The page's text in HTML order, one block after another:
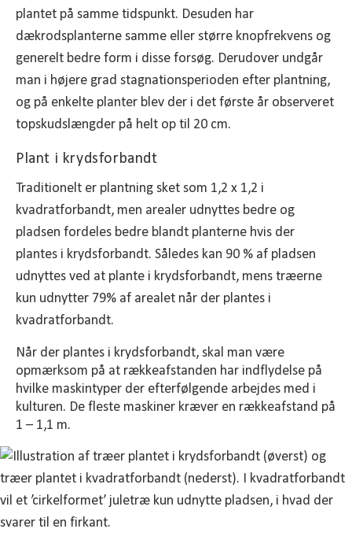
plantet på samme tidspunkt. Desuden har
dækrodsplanterne samme eller større knopfrekvens og
generelt bedre form i disse forsøg. Derudover undgår
man i højere grad stagnationsperioden efter plantning,
og på enkelte planter blev der i det første år observeret
topskudslængder på helt op til 20 cm.
Plant i krydsforbandt
Traditionelt er plantning sket som 1,2 x 1,2 i
kvadratforbandt, men arealer udnyttes bedre og
pladsen fordeles bedre blandt planterne hvis der
plantes i krydsforbandt. Således kan 90 % af pladsen
udnyttes ved at plante i krydsforbandt, mens træerne
kun udnytter 79% af arealet når der plantes i
kvadratforbandt.
Når der plantes i krydsforbandt, skal man være
opmærksom på at rækkeafstanden har indflydelse på
hvilke maskintyper der efterfølgende arbejdes med i
kulturen. De fleste maskiner kræver en rækkeafstand på
1 – 1,1 m.